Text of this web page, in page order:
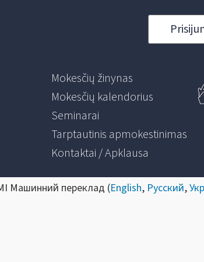
Mokesčių žinynas
Mokesčių kalendorius
Seminarai
Tarptautinis apmokestinimas
Kontaktai / Apklausa
Машинний переклад (English, Русский,